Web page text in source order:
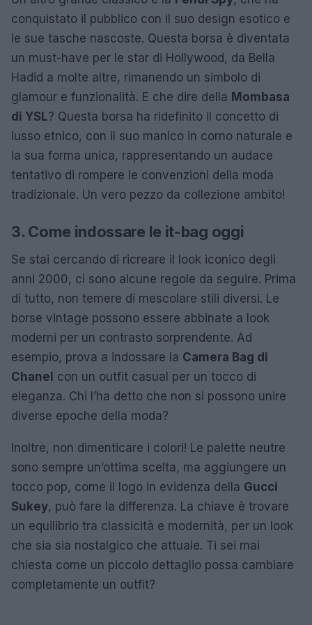
conquistato il pubblico con il suo design esotico e
le sue tasche nascoste. Questa borsa è diventata
un must-have per le star di Hollywood, da Bella
Hadid a molte altre, rimanendo un simbolo di
glamour e funzionalità. E che dire della Mombasa
di YSL? Questa borsa ha ridefinito il concetto di
lusso etnico, con il suo manico in corno naturale e
la sua forma unica, rappresentando un audace
tentativo di rompere le convenzioni della moda
tradizionale. Un vero pezzo da collezione ambito!
3. Come indossare le it-bag oggi
Se stai cercando di ricreare il look iconico degli
anni 2000, ci sono alcune regole da seguire. Prima
di tutto, non temere di mescolare stili diversi. Le
borse vintage possono essere abbinate a look
moderni per un contrasto sorprendente. Ad
esempio, prova a indossare la Camera Bag di
Chanel con un outfit casual per un tocco di
eleganza. Chi l’ha detto che non si possono unire
diverse epoche della moda?
Inoltre, non dimenticare i colori! Le palette neutre
sono sempre un’ottima scelta, ma aggiungere un
tocco pop, come il logo in evidenza della Gucci
Sukey, può fare la differenza. La chiave è trovare
un equilibrio tra classicità e modernità, per un look
che sia sia nostalgico che attuale. Ti sei mai
chiesta come un piccolo dettaglio possa cambiare
completamente un outfit?